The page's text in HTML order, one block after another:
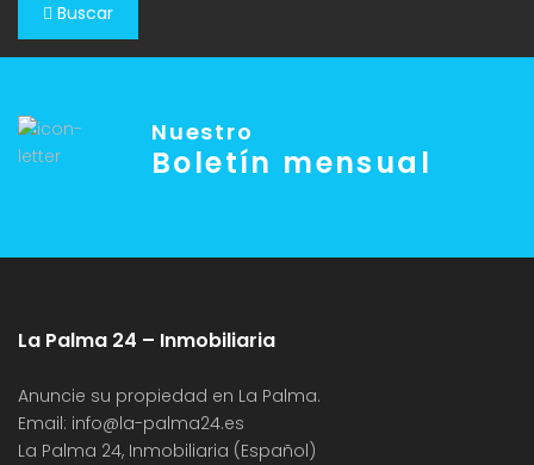
Buscar
Nuestro
Boletín mensual
La Palma 24 – Inmobiliaria
Anuncie su propiedad en La Palma.
Email: info@la-palma24.es
La Palma 24, Inmobiliaria (Español)